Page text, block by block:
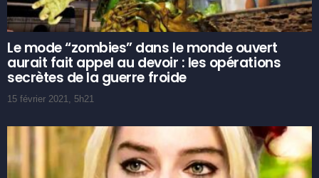
Le mode “zombies” dans le monde ouvert
aurait fait appel au devoir : les opérations
secrètes de la guerre froide
15 février 2021, 5h21